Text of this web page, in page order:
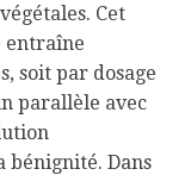
Cet
entraîne
soit par dosage
parallèle avec
bénignité. Dans